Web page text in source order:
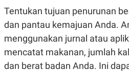
M
D
I
A
.
D
Tentukan tujuan penurunan
dan pantau kemajuan Anda.
menggunakan jurnal atau
mencatat makanan, jumlah
dan berat badan Anda. Ini